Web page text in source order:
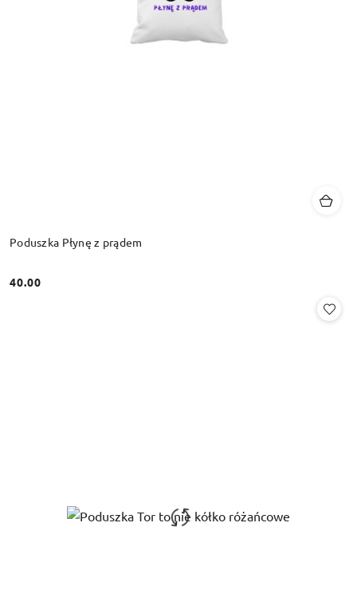
Poduszka Płynę z prądem
Cena:
40.00